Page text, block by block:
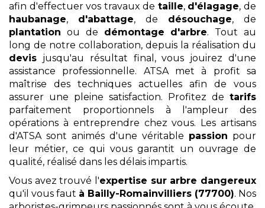
afin d'effectuer vos travaux de taille, d'élagage, de
haubanage, d'abattage, de désouchage, de
plantation ou de démontage d'arbre. Tout au
long de notre collaboration, depuis la réalisation du
devis jusqu'au résultat final, vous jouirez d'une
assistance professionnelle. ATSA met à profit sa
maîtrise des techniques actuelles afin de vous
assurer une pleine satisfaction. Profitez de tarifs
parfaitement proportionnels à l'ampleur des
opérations à entreprendre chez vous. Les artisans
d'ATSA sont animés d'une véritable passion pour
leur métier, ce qui vous garantit un ouvrage de
qualité, réalisé dans les délais impartis.
Vous avez trouvé l'expertise sur arbre dangereux
qu'il vous faut à Bailly-Romainvilliers (77700). Nos